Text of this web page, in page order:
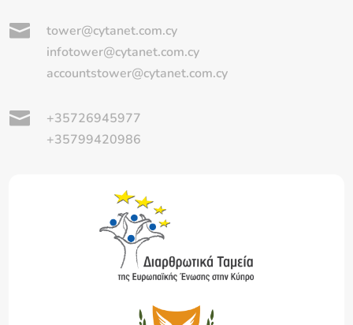

tower@cytanet.com.cy
infotower@cytanet.com.cy
accountstower@cytanet.com.cy

+35726945977
+35799420986